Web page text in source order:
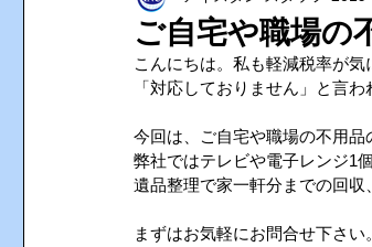
ポータブル蓄電池 ガソリン削減
TOPお知らせ Vファーレン長崎
ご自宅や職場の
こんにちは。私も軽減税率が
「対応しておりません」と言
今回は、ご自宅や職場の不用品
弊社ではテレビや電子レンジ1
遺品整理で家一軒分までの回収
まずはお気軽にお問合せ下さい。